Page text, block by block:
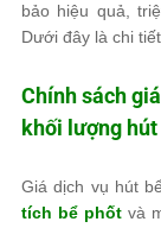
bảo hiệu quả,
Dưới đây là chi
Chính sách
khối lượng hút
Giá dịch vụ hút
tích bể phốt và